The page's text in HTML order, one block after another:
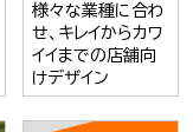
様々な業種に合わ
せ、キレイからカワ
イイまでの店舗向
けデザイン